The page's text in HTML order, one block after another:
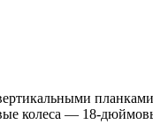
колеса — 18-